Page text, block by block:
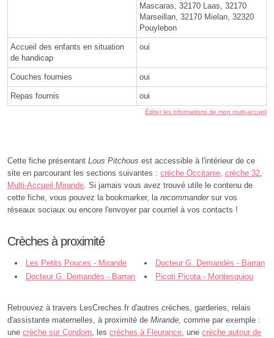
Mascaras, 32170 Laas, 32170
Marseillan, 32170 Mielan, 32320
Pouylebon
Accueil des enfants en situation
de handicap
oui
Couches fournies oui
Repas fournis oui
Éditer les informations de mon multi-accueil
Cette fiche présentant Lous Pitchous est accessible à l'intérieur de ce
site en parcourant les sections suivantes : crèche Occitanie crèche 32
Multi-Accueil Mirande . Si jamais vous avez trouvé utile le contenu de
cette fiche, vous pouvez la bookmarker, la recommandersur vos
réseaux sociaux ou encore l'envoyer par courriel à vos contacts !
Crèches à proximité
Les Petits Pouces - Mirande
Docteur G. Demandès - Barran
Docteur G. Demandès - Barran
Picoti Picota - Montesquiou
Retrouvez à travers LesCreches.fr d'autres crèches, garderies, relais
d'assistante maternelles, à proximité de Mirande , comme par exemple :
une crèche sur Condom , les crèches à Fleurance , une crèche autour de